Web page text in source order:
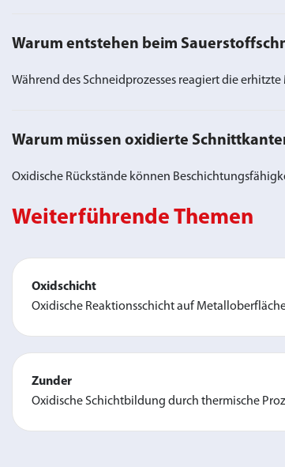
Warum entstehen beim
Während des Schneidprozesses reagiert die
Warum müssen oxidierte
Oxidische Rückstände können
Weiterführende Themen
Oxidschicht
Oxidische Reaktionsschicht auf
Zunder
Oxidische Schichtbildung durch thermische